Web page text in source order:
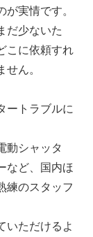
実情です。
だ少ないた
こに依頼すれ
ん。
ートラブルに
動シャッタ
など、国内ほ
練のスタッフ
いただけるよ